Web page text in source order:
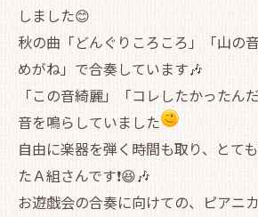
しました😊
秋の曲「どんぐりころころ」「山の
めがね」で合奏しています🎶
「この音綺麗」「コレしたかったん
音を鳴らしていました
自由に楽器を弾く時間も取り、とて
たＡ組さんです❗😆🎶
お遊戯会の合奏に向けての、ピアニ